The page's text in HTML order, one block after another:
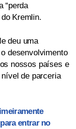
“perda
Kremlin.
deu uma
desenvolvimento
nossos países e
de parceria
entrar no